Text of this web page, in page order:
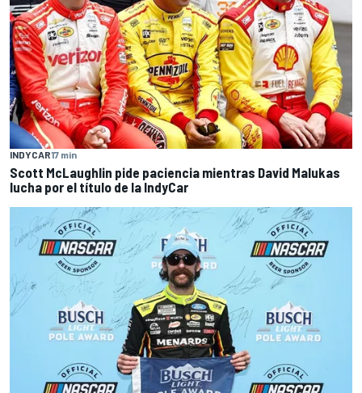
INDYCAR17 min
Scott McLaughlin pide paciencia mientras David Malukas
lucha por el título de la IndyCar